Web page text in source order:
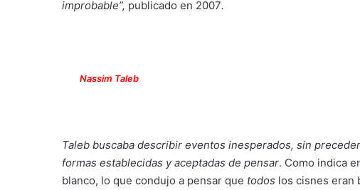
improbable”, publicado en 2007.
Nassim Taleb
Taleb buscaba describir eventos inesperados, sin
formas establecidas y aceptadas de pensar. Como indica
blanco, lo que condujo a pensar que todos los cisnes eran